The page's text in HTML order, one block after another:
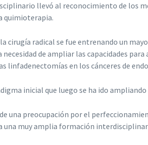
llevó al reconocimiento de los
quimioterapia.
cirugía radical se fue entrenando un
necesidad de ampliar las capacidades
linfadenectomías en los cánceres de
inicial que luego se ha ido
una preocupación por el
una muy amplia formación